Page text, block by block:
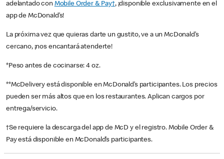
adelantado con Mobile Order & Pay†, ¡disponible exclusivamente en el
app de McDonald’s!
La próxima vez que quieras darte un gustito, ve a un McDonald’s
cercano, ¡nos encantará atenderte!
*Peso antes de cocinarse: 4 oz.
**McDelivery está disponible en McDonald’s participantes. Los precios
pueden ser más altos que en los restaurantes. Aplican cargos por
entrega/servicio.
†Se requiere la descarga del app de McD y el registro. Mobile Order &
Pay está disponible en McDonald’s participantes.